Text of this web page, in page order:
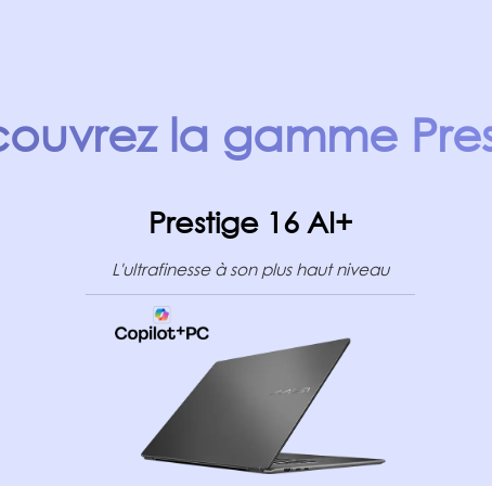
la gamme
Prestige 16 AI+
L'ultrafinesse à son plus haut niveau